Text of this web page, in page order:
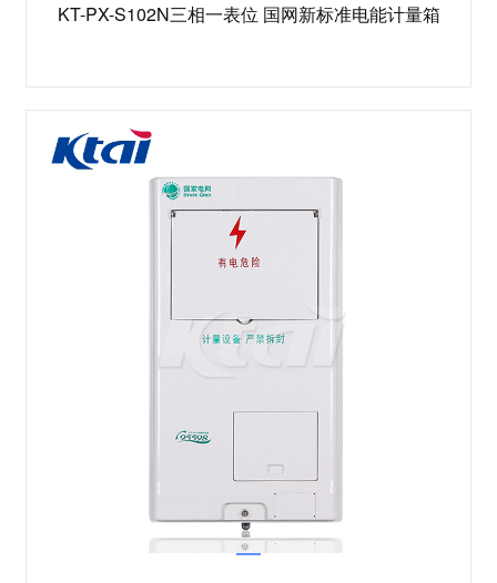
KT-PX-S102N三相一表位 国网新标准电能计量箱